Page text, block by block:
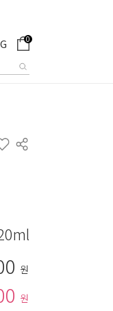
0
원
원